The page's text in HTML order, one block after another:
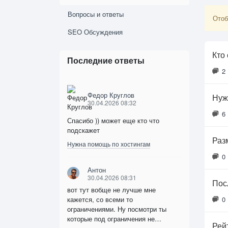
Вопросы и ответы
SEO Обсуждения
Последние ответы
Федор Круглов
30.04.2026 08:32
Спасибо )) может еще кто что
подскажет
Нужна помощь по хостингам
Антон
30.04.2026 08:31
вот тут вобще не лучше мне
кажется, со всеми то
ограничениями. Ну посмотри ты
которые под ограничения не…
2
6
0
0